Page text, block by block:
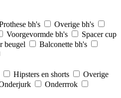
bh's
Overige bh's
Voorgevormde bh's
Spacer cup
beugel
Balconette bh's
Hipsters en shorts
Overige
Onderrrok